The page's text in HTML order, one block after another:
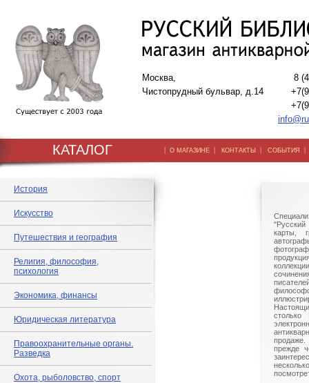
Москва,
Чистопрудный бульвар, д.14
8
КАТАЛОГ | О МАГАЗИНЕ | КОНТАКТЫ | СОБЫТИЯ
История
Искусство
Путешествия и география
Религия, философия,
психология
Экономика, финансы
Юридическая литература
Правоохранительные органы.
Разведка
Охота, рыболовство, спорт
"Русский
карты,
столько
прежде